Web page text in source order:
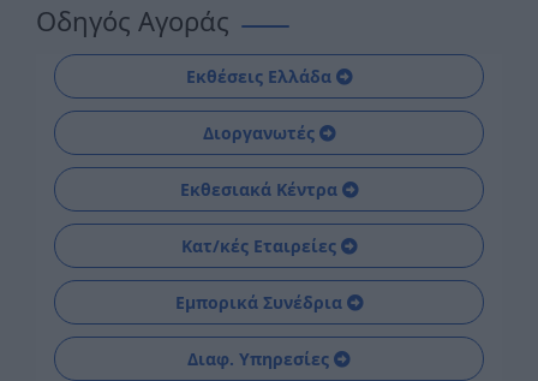
Οδηγός Αγοράς
Εκθέσεις Ελλάδα
Διοργανωτές
Εκθεσιακά Κέντρα
Κατ/κές Εταιρείες
Εμπορικά Συνέδρια
Διαφ. Υπηρεσίες